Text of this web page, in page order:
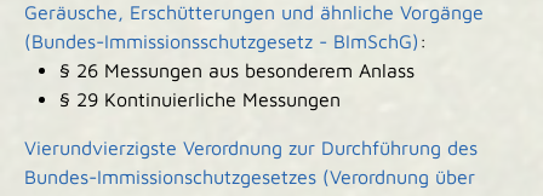
Geräusche, Erschütterungen und ähnliche Vorgänge
(Bundes-Immissionsschutzgesetz - BImSchG) :
§ 26 Messungen aus besonderem Anlass
§ 29 Kontinuierliche Messungen
Vierundvierzigste Verordnung zur Durchführung des
Bundes-Immissionschutzgesetzes (Verordnung über